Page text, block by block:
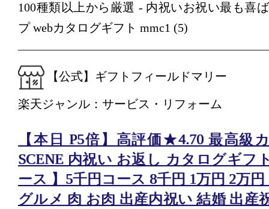
100種類以上から厳選 - 内祝いお祝い最も喜
プ webカタログギフト mmc1 (5)
【公式】ギフトフィールドマリー
楽天ジャンル：サービス・リフォーム
【本日 P5倍】高評価★4.70 最高級
SCENE 内祝い お返し カタログギフ
ース 】5千円コース 8千円 1万円 2万
グルメ 肉 お肉 出産内祝い 結婚 出産